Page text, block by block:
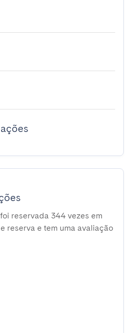
reservada 344 vezes em
reserva e tem uma avaliação